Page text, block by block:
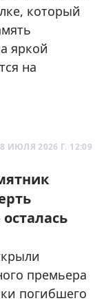
который
яркой
на
ИЮЛЯ 2026 Г. 12:09
премьера
погибшего